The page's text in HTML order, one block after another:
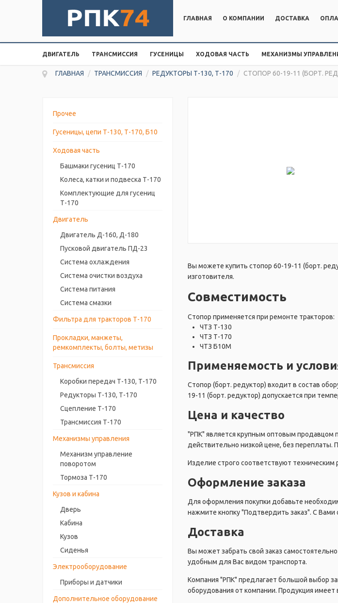
ГЛАВНАЯ
О КОМПАНИИ ДОСТАВКА
ДВИГАТЕЛЬ ТРАНСМИССИЯ ГУСЕНИЦЫ ХОДОВАЯ ЧАСТЬ МЕХАНИЗМЫ
ГЛАВНАЯ / ТРАНСМИССИЯ / РЕДУКТОРЫ Т-130, Т-170 / СТОПОР 60-19-11 (БОРТ.
Прочее
Гусеницы, цепи Т-130, Т-170, Б10
Ходовая часть
Башмаки гусениц Т-170
Колеса, катки и подвеска Т-170
Комплектующие для гусениц
Т-170
Двигатель
Двигатель Д-160, Д-180
Пусковой двигатель ПД-23
Система охлаждения
Система очистки воздуха
Система питания
Система смазки
Фильтра для тракторов Т-170
Прокладки, манжеты,
ремкомплекты, болты, метизы
Трансмиссия
Коробки передач Т-130, Т-170
Редукторы Т-130, Т-170
Сцепление Т-170
Трансмиссия Т-170
Механизмы управления
Механизм управление
поворотом
Тормоза Т-170
Кузов и кабина
Дверь
Кабина
Кузов
Сиденья
Электрооборудование
Приборы и датчики
Дополнительное оборудование
Вы можете купить стопор 60-19-11 (борт.
изготовителя.
Совместимость
Стопор применяется при ремонте тракторов:
ЧТЗ Т-130
ЧТЗ Т-170
ЧТЗ Б10М
Применяемость и
Стопор (борт. редуктор) входит в состав
19-11 (борт. редуктор) допускается при
Цена и качество
"РПК" является крупным оптовым продавцом
действительно низкой цене, без переплаты.
Изделие строго соответствуют
Оформление заказа
Для оформления покупки добавьте
нажмите кнопку "Подтвердить заказ". С
Доставка
Вы может забрать свой заказ
удобным для Вас видом транспорта.
Компания "РПК" предлагает большой выбор
оборудования от компании. Продукция